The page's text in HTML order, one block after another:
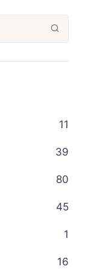
11
39
80
45
1
16